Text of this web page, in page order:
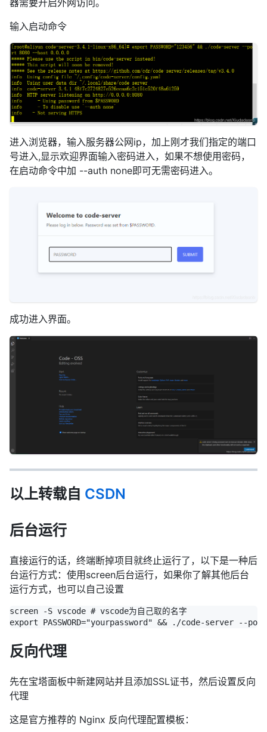
输入启动命令
进入浏览器，输入服务器公网ip，加上刚才我们指定的端口
号进入,显示欢迎界面输入密码进入，如果不想使用密码，
在启动命令中加 --auth none即可无需密码进入。
成功进入界面。
以上转载自 CSDN
后台运行
直接运行的话，终端断掉项目就终止运行了，以下是一种后
台运行方式：使用screen后台运行，如果你了解其他后台
运行方式，也可以自己设置
screen -S vscode # vscode为自己取的名字
反向代理
先在宝塔面板中新建网站并且添加SSL证书，然后设置反向
代理
这是官方推荐的 Nginx 反向代理配置模板：